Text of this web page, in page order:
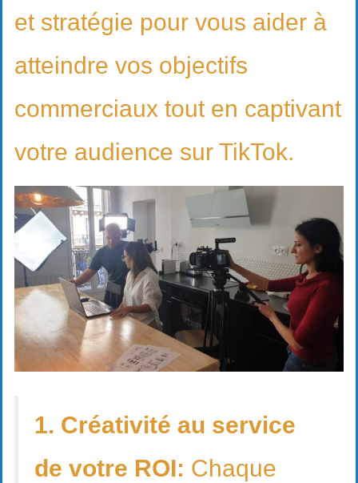
et stratégie pour vous aider à
atteindre vos objectifs
commerciaux tout en captivant
votre audience sur TikTok.
1. Créativité au service
de votre ROI: Chaque